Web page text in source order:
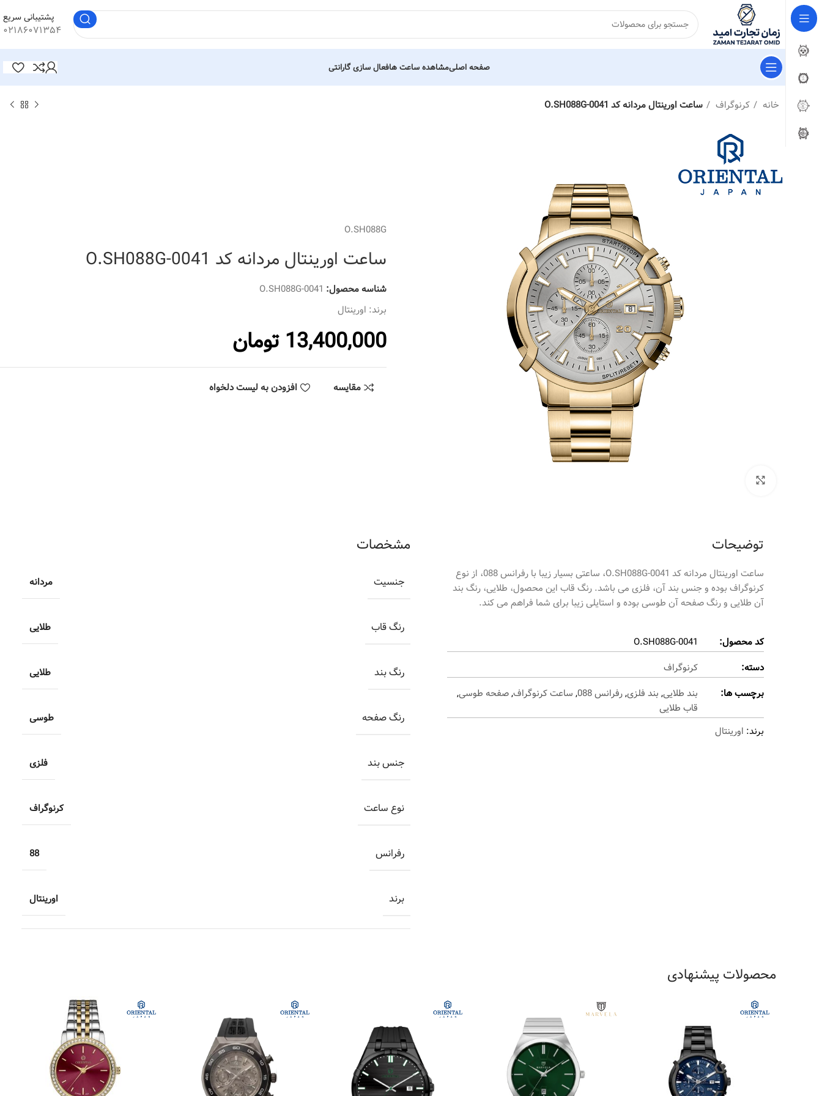
پشتیبانی سریع
۰۲۱۸۶۰۷۱۳۵۴
صفحه اصلیمشاهده ساعت هافعال سازی گارانتی
خانه کرنوگراف ساعت اورینتال مردانه کد O.SH088G-0041
O.SH088G
ساعت اورینتال مردانه کد O.SH088G-0041
شناسه محصول: O.SH088G-0041
برند: اورینتال
13,400,000 تومان
مقایسه افزودن به لیست دلخواه
توضیحات
ساعت اورینتال مردانه کد O.SH088G-0041، ساعتی بسیار زیبا با رفرانس 088، از نوع
کرنوگراف بوده و جنس بند آن، فلزی می باشد. رنگ قاب این محصول، طلایی، رنگ بند
آن طلایی و رنگ صفحه آن طوسی بوده و استایلی زیبا برای شما فراهم می کند.
کد محصول:
O.SH088G-0041
دسته:
کرنوگراف
برچسب ها:
بند طلایی, بند فلزی,رفرانس 088 , ساعت کرنوگراف,صفحه طوسی,
قاب طلایی
برند: اورینتال
مشخصات
جنسیت مردانه
رنگ قاب طلایی
رنگ بند طلایی
رنگ صفحه طوسی
جنس بند فلزی
نوع ساعت کرنوگراف
رفرانس 88
برند اورینتال
محصولات پیشنهادی